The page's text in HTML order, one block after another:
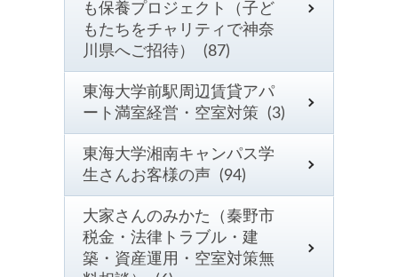
も保養プロジェクト（子ど
もたちをチャリティで神奈
川県へご招待） (87)
東海大学前駅周辺賃貸アパ
ート満室経営・空室対策 (3)
東海大学湘南キャンパス学
生さんお客様の声 (94)
大家さんのみかた（秦野市
税金・法律トラブル・建
築・資産運用・空室対策無